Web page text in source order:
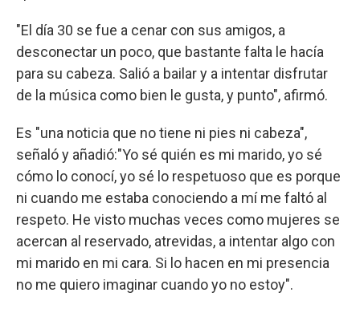
"El día 30 se fue a cenar con sus amigos, a
desconectar un poco, que bastante falta le hacía
para su cabeza. Salió a bailar y a intentar disfrutar
de la música como bien le gusta, y punto", afirmó.
Es "una noticia que no tiene ni pies ni cabeza",
señaló y añadió:"Yo sé quién es mi marido, yo sé
cómo lo conocí, yo sé lo respetuoso que es porque
ni cuando me estaba conociendo a mí me faltó al
respeto. He visto muchas veces como mujeres se
acercan al reservado, atrevidas, a intentar algo con
mi marido en mi cara. Si lo hacen en mi presencia
no me quiero imaginar cuando yo no estoy".